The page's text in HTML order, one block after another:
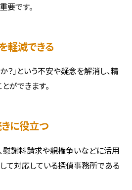
要です。
軽減できる
？」という不安や疑念を解消し、精
ができます。
に役立つ
慰謝料請求や親権争いなどに活用
て対応している探偵事務所である